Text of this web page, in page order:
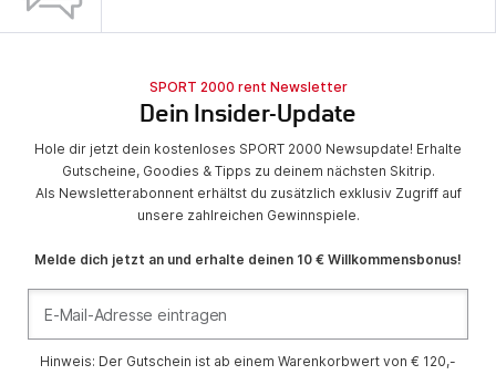
SPORT 2000 rent Newsletter
Dein Insider-Update
Hole dir jetzt dein kostenloses SPORT 2000 Newsupdate! Erhalte
Gutscheine, Goodies & Tipps zu deinem nächsten Skitrip.
Als Newsletterabonnent erhältst du zusätzlich exklusiv Zugriff auf
unsere zahlreichen Gewinnspiele.
Melde dich jetzt an und erhalte deinen 10 € Willkommensbonus!
Hinweis: Der Gutschein ist ab einem Warenkorbwert von € 120,-